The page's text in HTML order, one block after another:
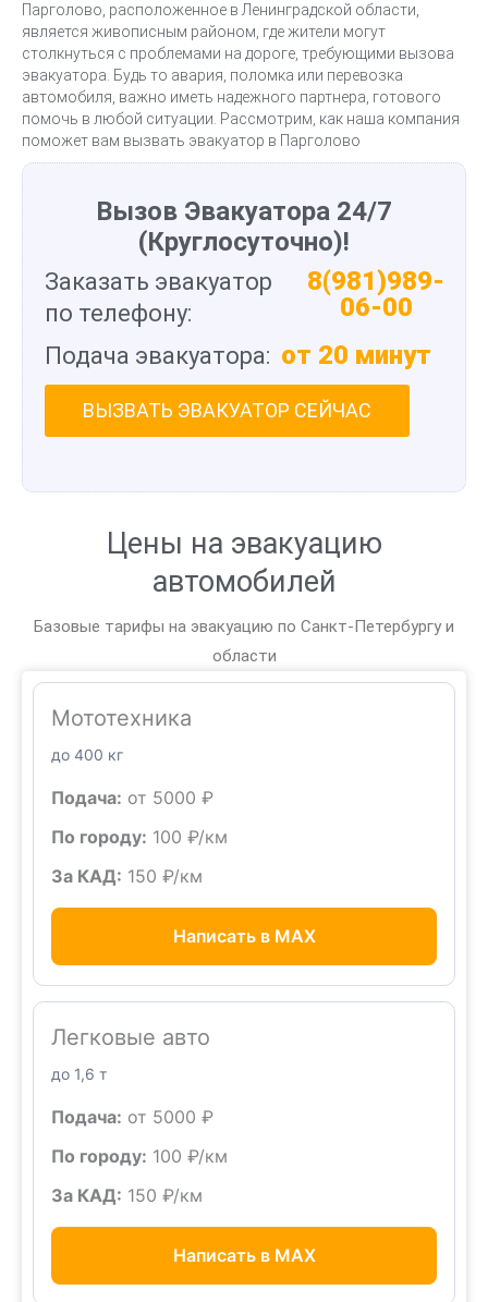
Парголово, расположенное в Ленинградской области,
является живописным районом, где жители могут
столкнуться с проблемами на дороге, требующими вызова
эвакуатора. Будь то авария, поломка или перевозка
автомобиля, важно иметь надежного партнера, готового
помочь в любой ситуации. Рассмотрим, как наша компания
поможет вам вызвать эвакуатор в Парголово
Вызов Эвакуатора 24/7
(Круглосуточно)!
Заказать эвакуатор
по телефону:
8(981)989-
06-00
Подача эвакуатора: от 20 минут
ВЫЗВАТЬ ЭВАКУАТОР СЕЙЧАС
Цены на эвакуацию
автомобилей
Базовые тарифы на эвакуацию по Санкт-Петербургу и
области
Мототехника
до 400 кг
Подача: от 5000 ₽
По городу: 100 ₽/км
За КАД: 150 ₽/км
Написать в MAX
Легковые авто
до 1,6 т
Подача: от 5000 ₽
По городу: 100 ₽/км
За КАД: 150 ₽/км
Написать в MAX